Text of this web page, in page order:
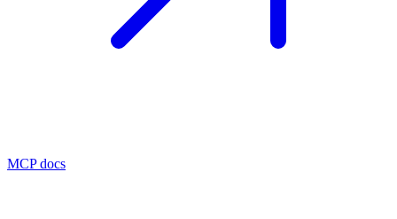
MCP docs